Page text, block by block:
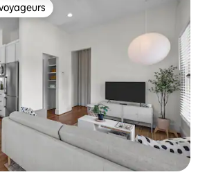
les plus appréciés